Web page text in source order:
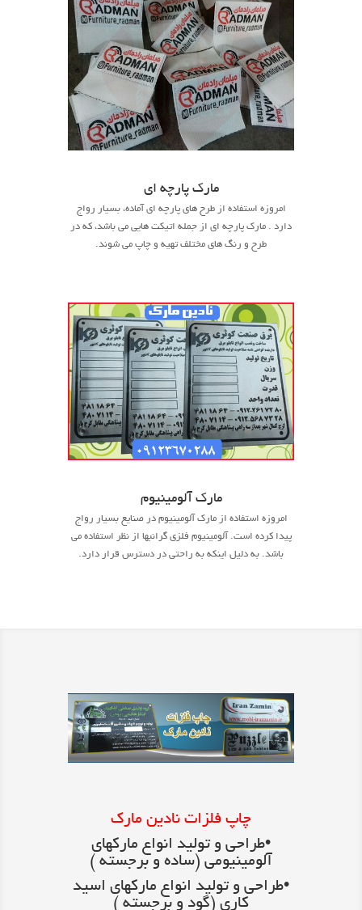
مارک پارچه ای
امروزه استفاده از طرح های پارچه ای آماده، بسیار رواج
دارد . مارک پارچه ای از جمله اتیکت هایی می باشد، که در
طرح و رنگ های مختلف تهیه و چاپ می شوند.
مارک آلومینیوم
امروزه استفاده از مارک آلومینیوم در صنایع بسیار رواج
پیدا کرده است. آلومینیوم فلزی گرانبها از نظر استفاده می
باشد. به دلیل اینکه به راحتی در دسترس قرار دارد.
چاپ فلزات نادین مارک
•طراحی و تولید انواع مارکهای
آلومینیومی (ساده و برجسته )
•طراحی و تولید انواع مارکهای اسید
کاری (گود و برجسته )